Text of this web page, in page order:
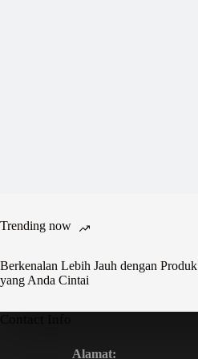
Trending now
Berkenalan Lebih Jauh dengan Produk
yang Anda Cintai
Alamat: